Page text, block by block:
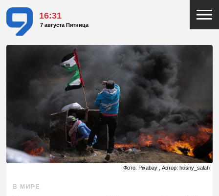
16:31
7 августа Пятница
Фото: Pixabay , Автор: hosny_salah
В МИРЕ